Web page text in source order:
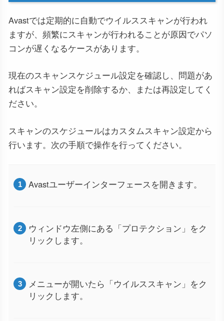
Avastでは定期的に自動でウイルススキャンが行われ
ますが、頻繁にスキャンが行われることが原因でパソ
コンが遅くなるケースがあります。
現在のスキャンスケジュール設定を確認し、問題があ
ればスキャン設定を削除するか、または再設定してく
ださい。
スキャンのスケジュールはカスタムスキャン設定から
行います。次の手順で操作を行ってください。
Avastユーザーインターフェースを開きます。
ウィンドウ左側にある「プロテクション」をク
リックします。
メニューが開いたら「ウイルススキャン」をク
リックします。